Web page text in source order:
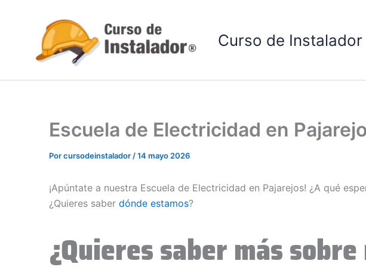
contenido
Curso de Instalador
Escuela de Electricidad en
Porcursodeinstalador/14 mayo 2026
¡Apúntate a nuestra Escuela de Electricidad en Pajarejos! ¿A qué
¿Quieres saber dónde estamos?
¿Quieres saber más